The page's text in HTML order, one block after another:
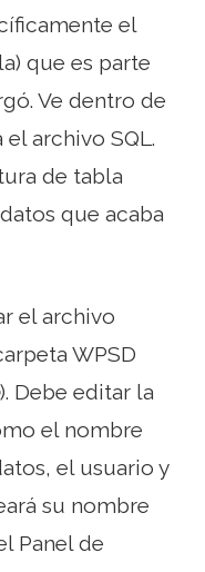
el
que es parte
Ve dentro de
archivo SQL.
de tabla
que acaba
el archivo
WPSD
). Debe editar la
el nombre
el usuario y
su nombre
Panel de